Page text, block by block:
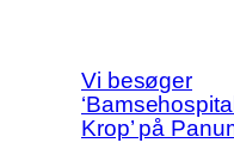
Vi besøger
Krop’ på